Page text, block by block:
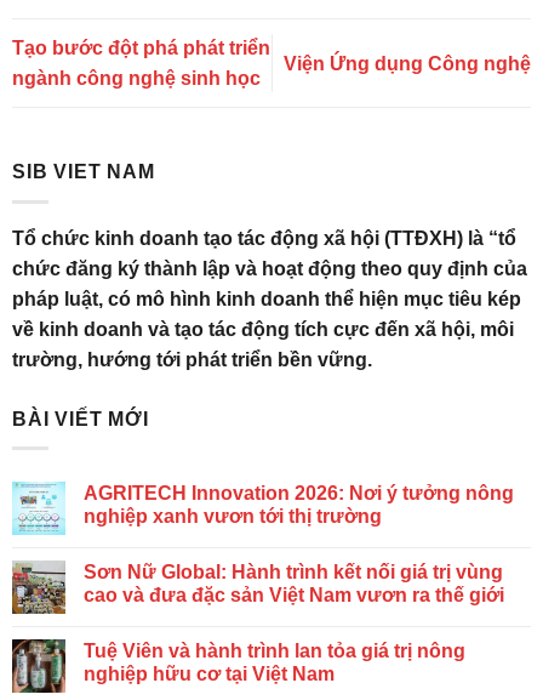
Tạo bước đột phá phát triển
ngành công nghệ sinh học
Viện Ứng dụng Công nghệ
SIB VIET NAM
Tổ chức kinh doanh tạo tác động xã hội (TTĐXH) là “tổ
chức đăng ký thành lập và hoạt động theo quy định của
pháp luật, có mô hình kinh doanh thể hiện mục tiêu kép
về kinh doanh và tạo tác động tích cực đến xã hội, môi
trường, hướng tới phát triển bền vững.
BÀI VIẾT MỚI
AGRITECH Innovation 2026: Nơi ý tưởng nông
nghiệp xanh vươn tới thị trường
Sơn Nữ Global: Hành trình kết nối giá trị vùng
cao và đưa đặc sản Việt Nam vươn ra thế giới
Tuệ Viên và hành trình lan tỏa giá trị nông
nghiệp hữu cơ tại Việt Nam